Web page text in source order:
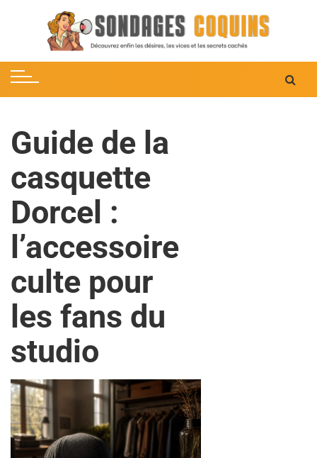
p
o
Guide de la
casquette
Dorcel :
l’accessoire
culte pour
les fans du
studio